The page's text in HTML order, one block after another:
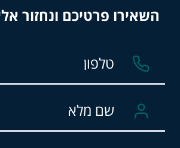
השאירו פרטיכם ונחזור